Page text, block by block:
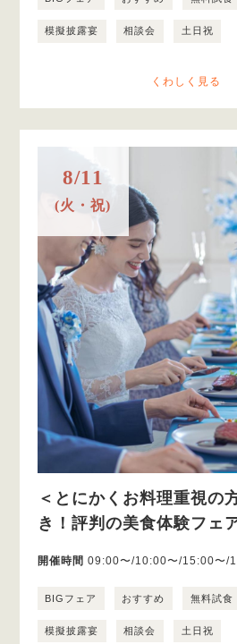
模擬披露宴 相談会 土日祝
くわしく見る
8/11
(火・祝)
＜とにかくお料理重視の
き！評判の美食体験フェ
開催時間 09:00〜/10:00〜/15:00〜/
BIGフェア おすすめ 無料試食
模擬披露宴 相談会 土日祝